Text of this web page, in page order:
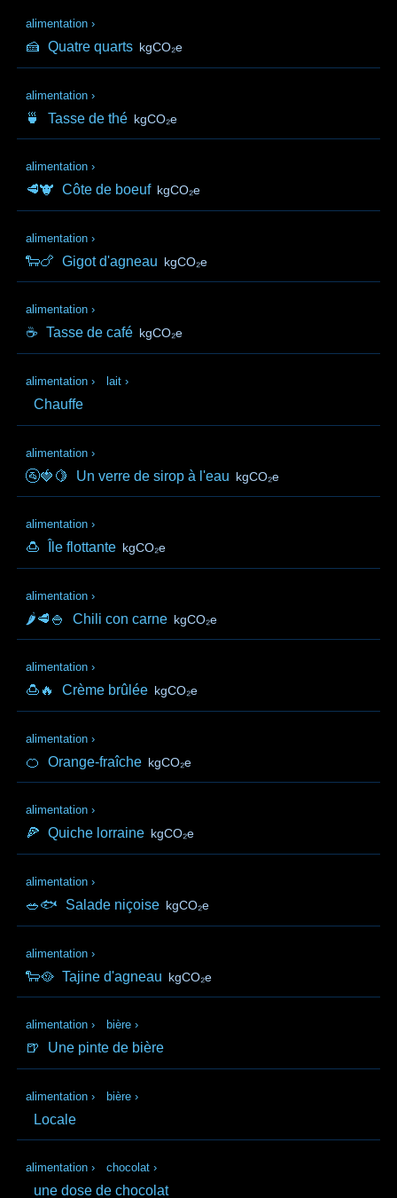
alimentation ›
🍰 Quatre quarts kgCO₂e
alimentation ›
🍵 Tasse de thé kgCO₂e
alimentation ›
🥩🐮 Côte de boeuf kgCO₂e
alimentation ›
🐑🍗 Gigot d'agneau kgCO₂e
alimentation ›
☕ Tasse de café kgCO₂e
alimentation › lait ›
Chauffe
alimentation ›
🚰🍓🍋 Un verre de sirop à l'eau kgCO₂e
alimentation ›
🍮 Île flottante kgCO₂e
alimentation ›
🌶️🥩🍚 Chili con carne kgCO₂e
alimentation ›
🍮🔥 Crème brûlée kgCO₂e
alimentation ›
🍊 Orange-fraîche kgCO₂e
alimentation ›
🍕 Quiche lorraine kgCO₂e
alimentation ›
🥗🐟 Salade niçoise kgCO₂e
alimentation ›
🐑🥘 Tajine d'agneau kgCO₂e
alimentation › bière ›
🍺 Une pinte de bière
alimentation › bière ›
Locale
alimentation › chocolat ›
une dose de chocolat